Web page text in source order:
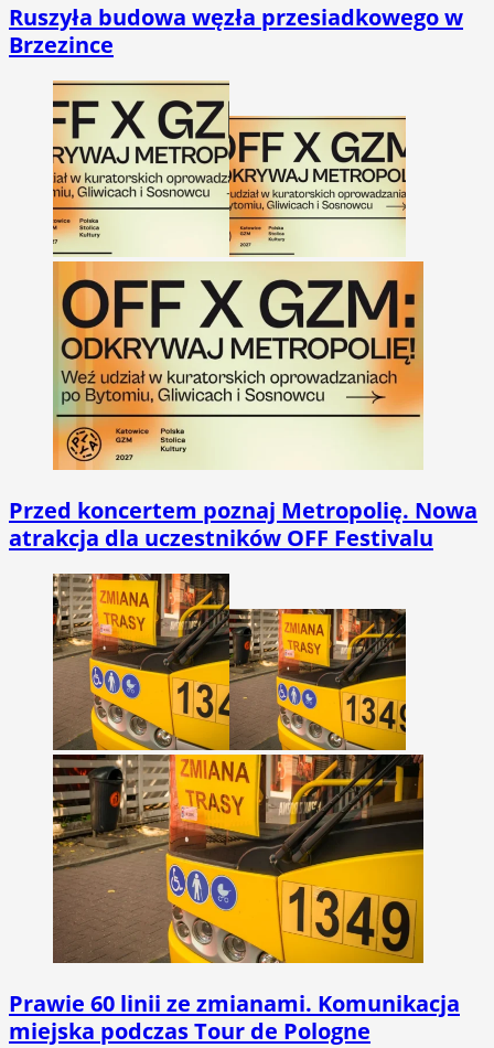
Ruszyła budowa węzła przesiadkowego w
Brzezince
Przed koncertem poznaj Metropolię. Nowa
atrakcja dla uczestników OFF Festivalu
Prawie 60 linii ze zmianami. Komunikacja
miejska podczas Tour de Pologne